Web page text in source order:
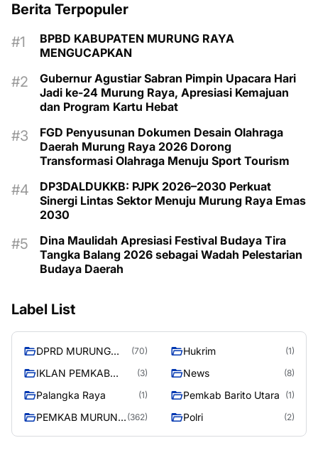
Berita Terpopuler
BPBD KABUPATEN MURUNG RAYA
MENGUCAPKAN
Gubernur Agustiar Sabran Pimpin Upacara Hari
Jadi ke-24 Murung Raya, Apresiasi Kemajuan
dan Program Kartu Hebat
FGD Penyusunan Dokumen Desain Olahraga
Daerah Murung Raya 2026 Dorong
Transformasi Olahraga Menuju Sport Tourism
DP3DALDUKKB: PJPK 2026–2030 Perkuat
Sinergi Lintas Sektor Menuju Murung Raya Emas
2030
Dina Maulidah Apresiasi Festival Budaya Tira
Tangka Balang 2026 sebagai Wadah Pelestarian
Budaya Daerah
Label List
DPRD MURUNG
(70) Hukrim (1)
IKLAN PEMKAB
(3) News (8)
Palangka Raya (1) Pemkab Barito Utara (1)
PEMKAB MURUNG (362) Polri (2)